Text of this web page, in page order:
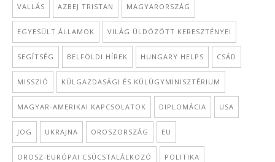
VALLÁS AZBEJ TRISTAN MAGYARORSZÁG
EGYESÜLT ÁLLAMOK VILÁG ÜLDÖZÖTT KERESZTÉNYEI
SEGÍTSÉG BELFÖLDI HÍREK HUNGARY HELPS CSÁD
MISSZIÓ KÜLGAZDASÁGI ÉS KÜLÜGYMINISZTÉRIUM
MAGYAR-AMERIKAI KAPCSOLATOK DIPLOMÁCIA USA
JOG UKRAJNA OROSZORSZÁG EU
OROSZ-EURÓPAI CSÚCSTALÁLKOZÓ POLITIKA